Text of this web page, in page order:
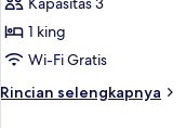
Tidur
Twin
foto
untuk
Suite
Deluks
1 king
Wi-Fi Gratis
Rincian selengkapnya
Rincian